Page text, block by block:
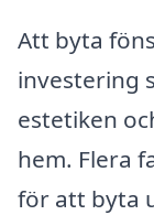
Att byta
investering
estetiken
hem. Flera
för att byta